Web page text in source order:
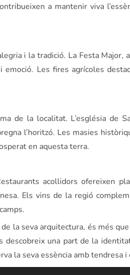
a mantenir viva
i la tradició. La Festa Major,
Les fires agrícoles
de la localitat. L’església de
l’horitzó. Les masies
en aquesta terra.
acollidors ofereixen
Els vins de la regió
la seva arquitectura, és més
una part de la
la seva essència amb tendresa